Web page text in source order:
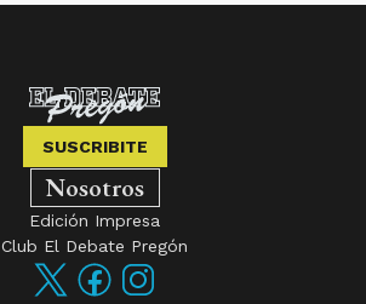
SUSCRIBITE
Nosotros
Edición Impresa
Club El Debate Pregón